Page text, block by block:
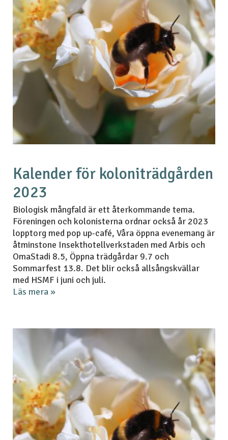
Kalender för koloniträdgården
2023
Biologisk mångfald är ett återkommande tema.
Föreningen och kolonisterna ordnar också år 2023
lopptorg med pop up-café, Våra öppna evenemang är
åtminstone Insekthotellverkstaden med Arbis och
OmaStadi 8.5, Öppna trädgårdar 9.7 och
Sommarfest 13.8. Det blir också allsångskvällar
med HSMF i juni och juli.
Läs mera »